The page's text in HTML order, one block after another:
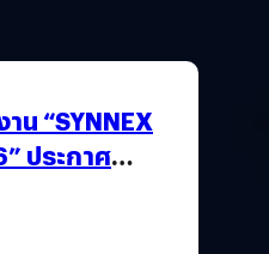
น “SYNNEX
ประกาศ